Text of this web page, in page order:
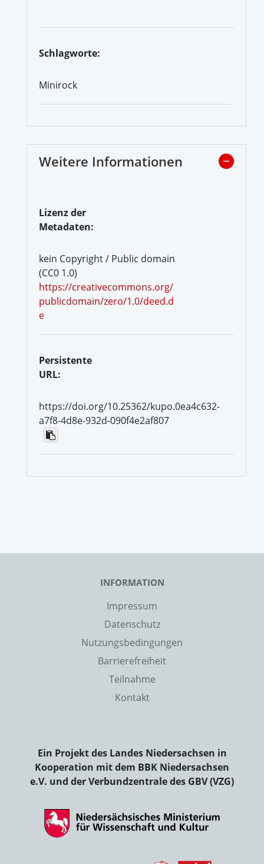
Schlagworte:
Minirock
Weitere Informationen
Lizenz der
Metadaten:
kein Copyright / Public domain
(CC0 1.0)
https://creativecommons.org/
publicdomain/zero/1.0/deed.d
e
Persistente
URL:
https://doi.org/10.25362/kupo.0ea4c632-
a7f8-4d8e-932d-090f4e2af807
INFORMATION
Impressum
Datenschutz
Nutzungsbedingungen
Barrierefreiheit
Teilnahme
Kontakt
Ein Projekt des Landes Niedersachsen in
Kooperation mit dem BBK Niedersachsen
e.V. und der Verbundzentrale des GBV (VZG)